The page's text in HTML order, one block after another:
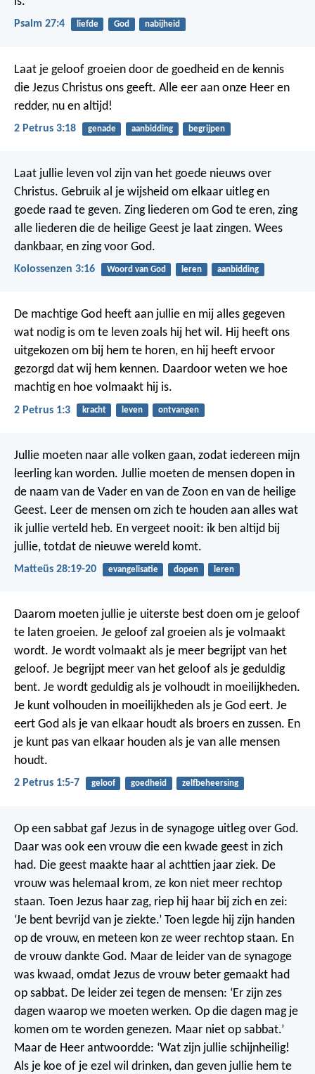
Psalm 27:4 liefde God nabijheid
Laat je geloof groeien door de goedheid en de kennis
die Jezus Christus ons geeft. Alle eer aan onze Heer en
redder, nu en altijd!
2 Petrus 3:18 genade aanbidding begrijpen
Laat jullie leven vol zijn van het goede nieuws over
Christus. Gebruik al je wijsheid om elkaar uitleg en
goede raad te geven. Zing liederen om God te eren, zing
alle liederen die de heilige Geest je laat zingen. Wees
dankbaar, en zing voor God.
Kolossenzen 3:16 Woord van God leren aanbidding
De machtige God heeft aan jullie en mij alles gegeven
wat nodig is om te leven zoals hij het wil. Hij heeft ons
uitgekozen om bij hem te horen, en hij heeft ervoor
gezorgd dat wij hem kennen. Daardoor weten we hoe
machtig en hoe volmaakt hij is.
2 Petrus 1:3 kracht leven ontvangen
Jullie moeten naar alle volken gaan, zodat iedereen mijn
leerling kan worden. Jullie moeten de mensen dopen in
de naam van de Vader en van de Zoon en van de heilige
Geest. Leer de mensen om zich te houden aan alles wat
ik jullie verteld heb. En vergeet nooit: ik ben altijd bij
jullie, totdat de nieuwe wereld komt.
Matteüs 28:19-20 evangelisatie dopen leren
Daarom moeten jullie je uiterste best doen om je geloof
te laten groeien. Je geloof zal groeien als je volmaakt
wordt. Je wordt volmaakt als je meer begrijpt van het
geloof. Je begrijpt meer van het geloof als je geduldig
bent. Je wordt geduldig als je volhoudt in moeilijkheden.
Je kunt volhouden in moeilijkheden als je God eert. Je
eert God als je van elkaar houdt als broers en zussen. En
je kunt pas van elkaar houden als je van alle mensen
houdt.
2 Petrus 1:5-7 geloof goedheid zelfbeheersing
Op een sabbat gaf Jezus in de synagoge uitleg over God.
Daar was ook een vrouw die een kwade geest in zich
had. Die geest maakte haar al achttien jaar ziek. De
vrouw was helemaal krom, ze kon niet meer rechtop
staan. Toen Jezus haar zag, riep hij haar bij zich en zei:
‘Je bent bevrijd van je ziekte.’ Toen legde hij zijn handen
op de vrouw, en meteen kon ze weer rechtop staan. En
de vrouw dankte God. Maar de leider van de synagoge
was kwaad, omdat Jezus de vrouw beter gemaakt had
op sabbat. De leider zei tegen de mensen: ‘Er zijn zes
dagen waarop we moeten werken. Op die dagen mag je
komen om te worden genezen. Maar niet op sabbat.’
Maar de Heer antwoordde: ‘Wat zijn jullie schijnheilig!
Als je koe of je ezel wil drinken, dan geven jullie hem te